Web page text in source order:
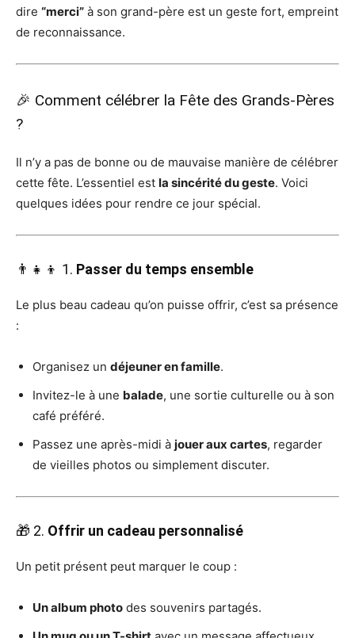
dire “merci” à son grand-père est un geste fort, empreint
de reconnaissance.
🎉 Comment célébrer la Fête des Grands-Pères
?
Il n’y a pas de bonne ou de mauvaise manière de célébrer
cette fête. L’essentiel est la sincérité du geste. Voici
quelques idées pour rendre ce jour spécial.
👨‍👧‍👦 1. Passer du temps ensemble
Le plus beau cadeau qu’on puisse offrir, c’est sa présence
:
Organisez un déjeuner en famille.
Invitez-le à une balade, une sortie culturelle ou à son
café préféré.
Passez une après-midi à jouer aux cartes, regarder
de vieilles photos ou simplement discuter.
🎁 2. Offrir un cadeau personnalisé
Un petit présent peut marquer le coup :
Un album photo des souvenirs partagés.